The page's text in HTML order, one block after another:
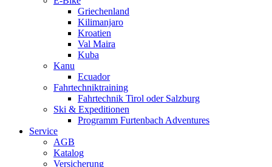
Griechenland
Kilimanjaro
Kroatien
Val Maira
Kuba
Kanu
Ecuador
Fahrtechniktraining
Fahrtechnik Tirol oder Salzburg
Ski & Expeditionen
Programm Furtenbach Adventures
Service
AGB
Katalog
Versicherung